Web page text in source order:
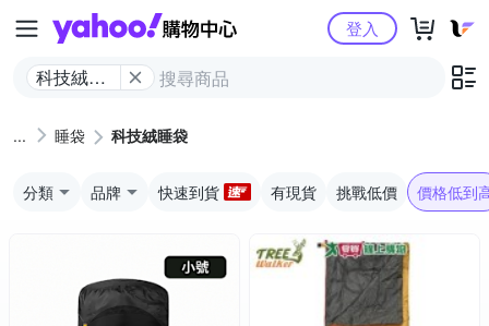
Yahoo購物中心
科技絨睡
登入
睡袋 科技絨睡袋
分類 品牌 快速到貨 有現貨 挑戰低價 價格低到